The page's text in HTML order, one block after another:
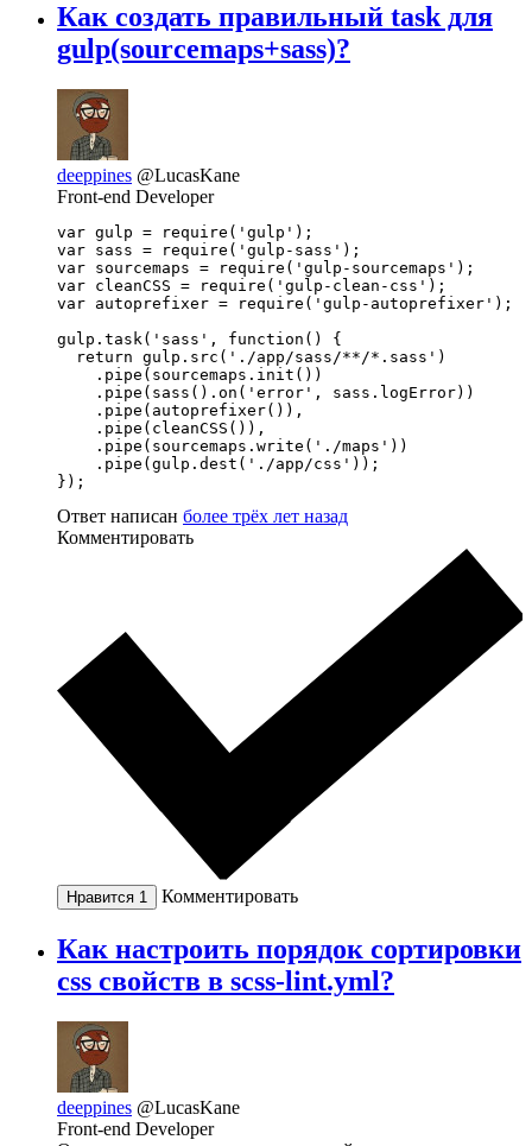
Как создать правильный task для
gulp(sourcemaps+sass)?
deeppines @LucasKane
Front-end Developer
var gulp = require('gulp');
var sass = require('gulp-sass');
var sourcemaps = require('gulp-sourcemaps');
var cleanCSS = require('gulp-clean-css');
var autoprefixer = require('gulp-autoprefixer');
gulp.task('sass', function() {
  return gulp.src('./app/sass/**/*.sass')
    .pipe(sourcemaps.init())
    .pipe(sass().on('error', sass.logError))
    .pipe(autoprefixer()),
    .pipe(cleanCSS()),
    .pipe(sourcemaps.write('./maps'))
    .pipe(gulp.dest('./app/css'));
});
Ответ написан более трёх лет назад
Комментировать
Нравится 1 Комментировать
Как настроить порядок сортировки
css свойств в scss-lint.yml?
deeppines @LucasKane
Front-end Developer